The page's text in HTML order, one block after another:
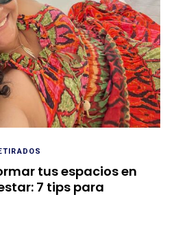
tus espacios en
7 tips para